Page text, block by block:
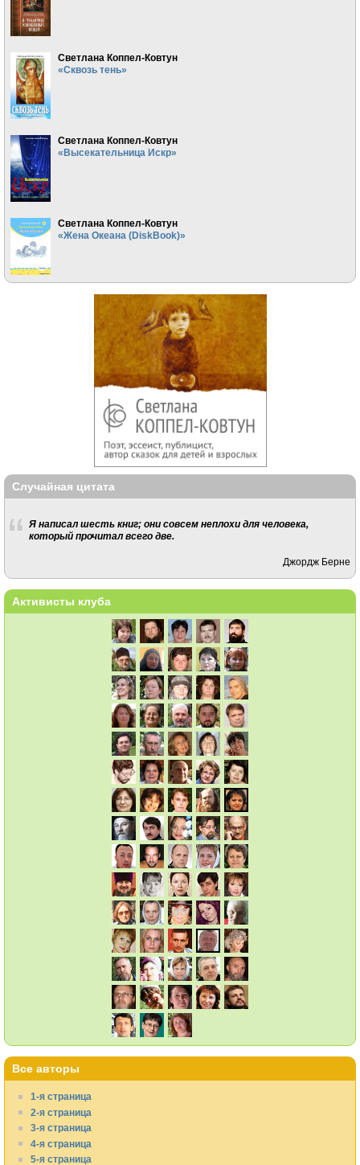
Светлана Коппел-Ковтун
«Сквозь тень»
Светлана Коппел-Ковтун
«Высекательница Искр»
Светлана Коппел-Ковтун
«Жена Океана (DiskBook)»
Случайная цитата
Я написал шесть книг; они совсем неплохи для человека,
который прочитал всего две.
Джордж Берне
Активисты клуба
Все авторы
1-я страница
2-я страница
3-я страница
4-я страница
5-я страница